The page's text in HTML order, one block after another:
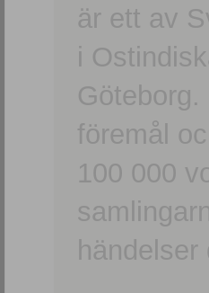
är ett av
i
föremål
100 000
händelser